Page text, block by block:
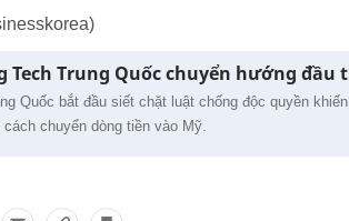
Tech Trung Quốc chuyển hướng đầu
Quốc bắt đầu siết chặt luật chống độc quyền
chuyển dòng tiền vào Mỹ.